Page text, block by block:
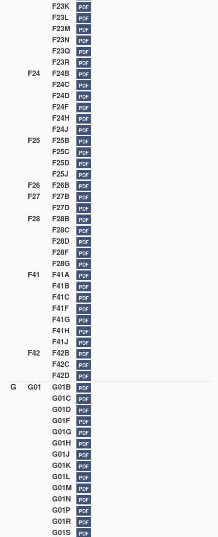
F23K PDF
F23L PDF
F23M PDF
F23N PDF
F23Q PDF
F23R PDF
F24 F24B PDF
F24C PDF
F24D PDF
F24F PDF
F24H PDF
F24J PDF
F25 F25B PDF
F25C PDF
F25D PDF
F25J PDF
F26 F26B PDF
F27 F27B PDF
F27D PDF
F28 F28B PDF
F28C PDF
F28D PDF
F28F PDF
F28G PDF
F41 F41A PDF
F41B PDF
F41C PDF
F41F PDF
F41G PDF
F41H PDF
F41J PDF
F42 F42B PDF
F42C PDF
F42D PDF
G G01 G01B PDF
G01C PDF
G01D PDF
G01F PDF
G01G PDF
G01H PDF
G01J PDF
G01K PDF
G01L PDF
G01M PDF
G01N PDF
G01P PDF
G01R PDF
G01S PDF